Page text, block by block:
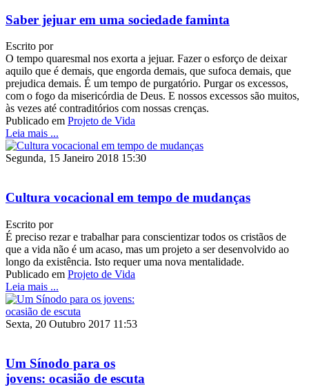
Saber jejuar em uma sociedade faminta
Escrito por
O tempo quaresmal nos exorta a jejuar. Fazer o esforço de deixar
aquilo que é demais, que engorda demais, que sufoca demais, que
prejudica demais. É um tempo de purgatório. Purgar os excessos,
com o fogo da misericórdia de Deus. E nossos excessos são muitos,
às vezes até contraditórios com nossas crenças.
Publicado em Projeto de Vida
Leia mais ...
Segunda, 15 Janeiro 2018 15:30
Cultura vocacional em tempo de mudanças
Escrito por
É preciso rezar e trabalhar para conscientizar todos os cristãos de
que a vida não é um acaso, mas um projeto a ser desenvolvido ao
longo da existência. Isto requer uma nova mentalidade.
Publicado em Projeto de Vida
Leia mais ...
Sexta, 20 Outubro 2017 11:53
Um Sínodo para os
jovens: ocasião de escuta